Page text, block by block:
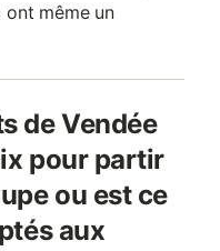
ont même un
de Vendée
pour partir
ou est ce
aux